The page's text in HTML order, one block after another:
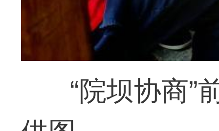
“院坝协商”